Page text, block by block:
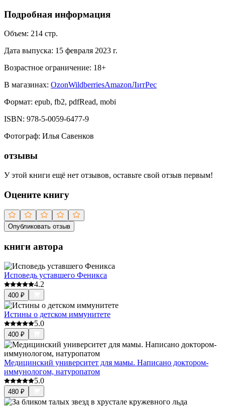
Подробная информация
Объем: 214 стр.
Дата выпуска: 15 февраля 2023 г.
Возрастное ограничение: 18+
В магазинах: OzonWildberriesAmazonЛитРес
Формат: epub, fb2, pdfRead, mobi
ISBN: 978-5-0059-6477-9
Фотограф: Илья Савенков
отзывы
У этой книги ещё нет отзывов, оставьте свой отзыв первым!
Оцените книгу
Опубликовать отзыв
книги автора
Исповедь уставшего Феникса
4.2
400 ₽
Истины о детском иммунитете
5.0
400 ₽
Медицинский университет для мамы. Написано доктором-
иммунологом, натуропатом
5.0
480 ₽